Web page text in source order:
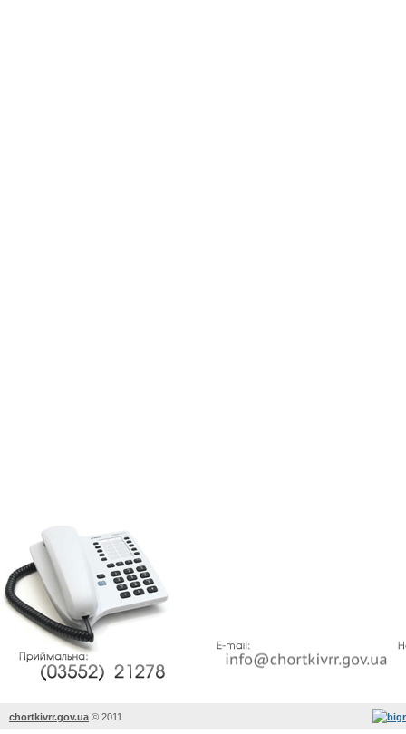
chortkivrr.gov.ua © 2011